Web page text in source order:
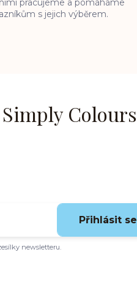
pracujeme a pomáháme
s jejich výběrem.
Colours
Přihlásit se
newsletteru.